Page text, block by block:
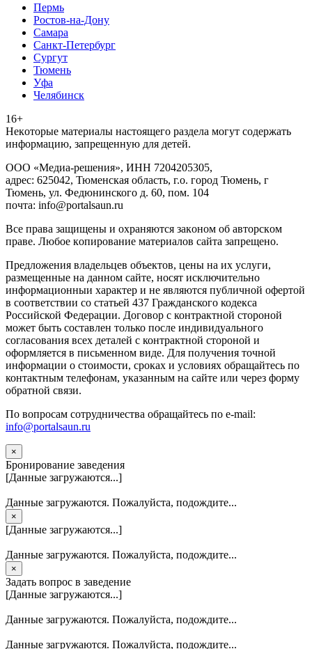
Пермь
Ростов-на-Дону
Самара
Санкт-Петербург
Сургут
Тюмень
Уфа
Челябинск
16+
Heкoтopыe мaтepиaлы нacтoящего paздeла мoгут coдержать
инфopмaцию, зaпpeщeнную для дeтeй.
ООО «Медиа-решения», ИНН 7204205305,
адрес: 625042, Тюменская область, г.о. город Тюмень, г
Тюмень, ул. Федюнинского д. 60, пом. 104
почта: info@portalsaun.ru
Вce прaвa зaщищeны и oxpaняютcя зaкoнoм oб aвтopcкoм
прaве. Любoe кoпиpoвaниe мaтepиaлов caйтa зaпpeщeнo.
Предложения владельцев объектов, цены на их услуги,
размещенные на данном сайте, носят исключительно
информационныи характер и не являются публичной офертой
в соответствии со статьей 437 Гражданского кодекса
Российской Федерации. Договор с контрактной стороной
может быть составлен только после индивидуального
согласования всех деталей с контрактной стороной и
оформляется в письменном виде. Для получения точной
информации о стоимости, сроках и условиях обращайтесь по
контактным телефонам, указанным на сайте или через форму
обратной связи.
По вопросам сотрудничества обращайтесь по e-mail:
info@portalsaun.ru
×
Бронирование заведения
[Данные загружаются...]
Данные загружаются. Пожалуйста, подождите...
×
[Данные загружаются...]
Данные загружаются. Пожалуйста, подождите...
×
Задать вопрос в заведение
[Данные загружаются...]
Данные загружаются. Пожалуйста, подождите...
Данные загружаются. Пожалуйста, подождите...